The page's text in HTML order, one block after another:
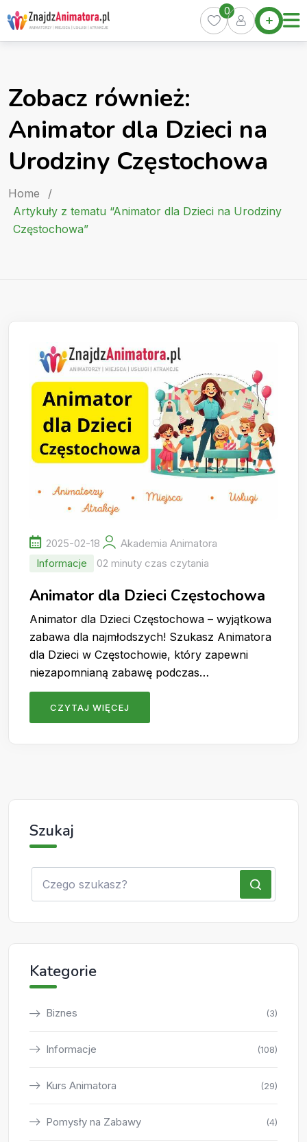
Skip
to
content
Home
Oferty
Kurs
Artykuły
0
Zobacz również:
Animator dla Dzieci na
Urodziny Częstochowa
Home
/
Artykuły z tematu “Animator dla Dzieci na Urodziny
Częstochowa”
2025-02-18
Akademia Animatora
Informacje
02 minuty czas czytania
Animator dla Dzieci Częstochowa
Animator dla Dzieci Częstochowa – wyjątkowa
zabawa dla najmłodszych! Szukasz Animatora
dla Dzieci w Częstochowie, który zapewni
niezapomnianą zabawę podczas…
CZYTAJ WIĘCEJ
Szukaj
Kategorie
Biznes (3)
Informacje (108)
Kurs Animatora (29)
Pomysły na Zabawy (4)